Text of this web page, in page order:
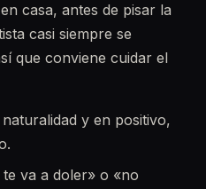
casa, antes de pisar la
casi siempre se
que conviene cuidar el
y en positivo,
va a doler» o «no